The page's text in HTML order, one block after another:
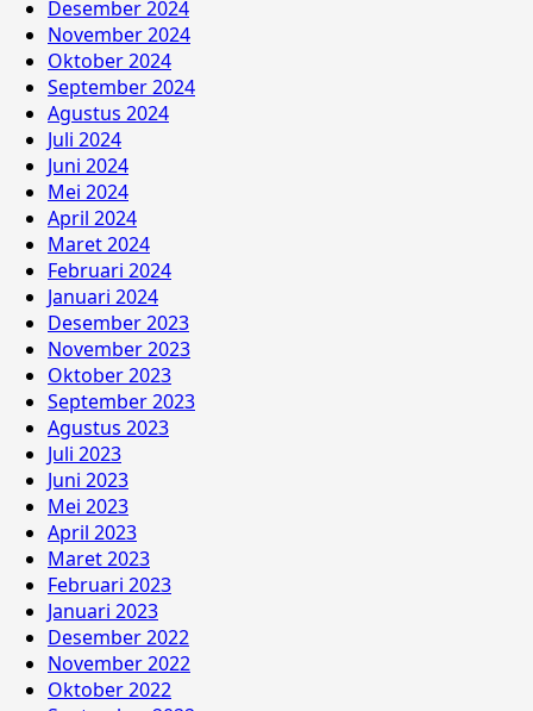
Desember 2024
November 2024
Oktober 2024
September 2024
Agustus 2024
Juli 2024
Juni 2024
Mei 2024
April 2024
Maret 2024
Februari 2024
Januari 2024
Desember 2023
November 2023
Oktober 2023
September 2023
Agustus 2023
Juli 2023
Juni 2023
Mei 2023
April 2023
Maret 2023
Februari 2023
Januari 2023
Desember 2022
November 2022
Oktober 2022